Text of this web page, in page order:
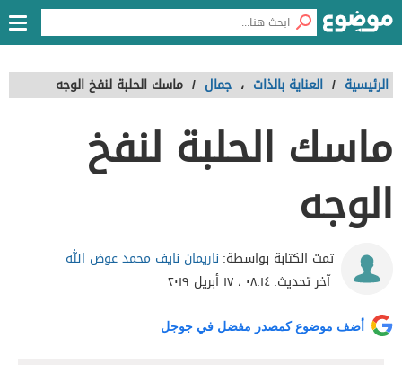
الرئيسية / العناية بالذات ، جمال / ماسك الحلبة لنفخ الوجه
ماسك الحلبة لنفخ
الوجه
تمت الكتابة بواسطة: ناريمان نايف محمد عوض الله
آخر تحديث:٠٨:١٤ ، ١٧ أبريل ٢٠١٩
أضف موضوع كمصدر مفضل في جوجل